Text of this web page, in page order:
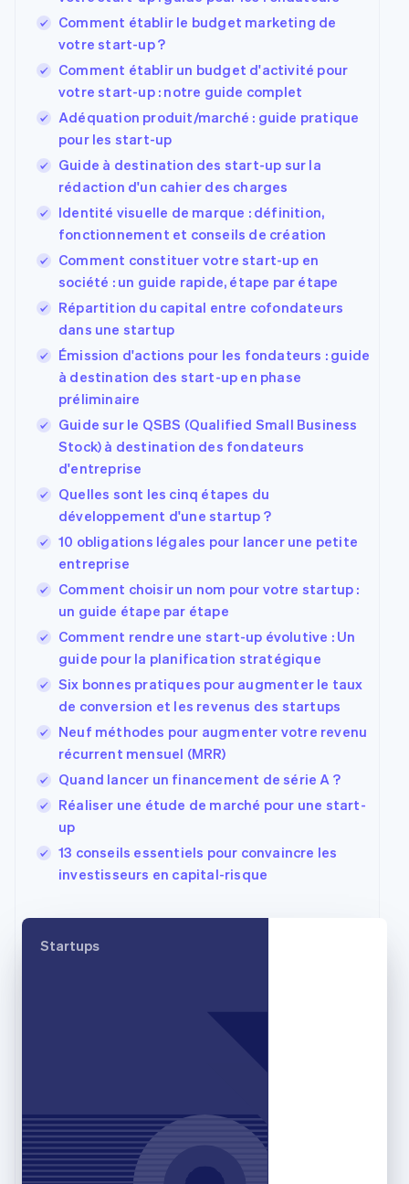
Comment établir le budget marketing de
votre start-up ?
Comment établir un budget d'activité pour
votre start-up : notre guide complet
Adéquation produit/marché : guide pratique
pour les start-up
Guide à destination des start-up sur la
rédaction d'un cahier des charges
Identité visuelle de marque : définition,
fonctionnement et conseils de création
Comment constituer votre start-up en
société : un guide rapide, étape par étape
Répartition du capital entre cofondateurs
dans une startup
Émission d'actions pour les fondateurs : guide
à destination des start-up en phase
préliminaire
Guide sur le QSBS (Qualified Small Business
Stock) à destination des fondateurs
d'entreprise
Quelles sont les cinq étapes du
développement d'une startup ?
10 obligations légales pour lancer une petite
entreprise
Comment choisir un nom pour votre startup :
un guide étape par étape
Comment rendre une start-up évolutive : Un
guide pour la planification stratégique
Six bonnes pratiques pour augmenter le taux
de conversion et les revenus des startups
Neuf méthodes pour augmenter votre revenu
récurrent mensuel (MRR)
Quand lancer un financement de série A ?
Réaliser une étude de marché pour une start-
up
13 conseils essentiels pour convaincre les
investisseurs en capital-risque
Startups
Allemagne
Deutsch English
Australie
English
Autriche
Belgique
NederlandsFrançaisDeutschEnglish
Brésil
Bulgarie
English
Canada
English Français
简体中文 English
Chypre
Croatie
EnglishItaliano
Danemark
Espagne
FrançaisEnglish
Gibraltar
English
Grèce